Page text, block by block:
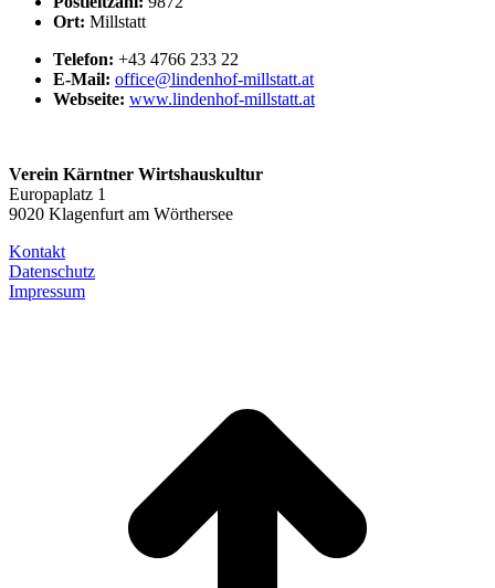
Ort: Millstatt
Telefon: +43 4766 233 22
E-Mail: office@lindenhof-millstatt.at
Webseite: www.lindenhof-millstatt.at
Verein Kärntner Wirtshauskultur
Europaplatz 1
9020 Klagenfurt am Wörthersee
Kontakt
Datenschutz
Impressum